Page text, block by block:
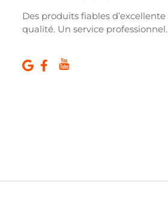
Des produits fiables d’excellente
qualité. Un service professionnel.